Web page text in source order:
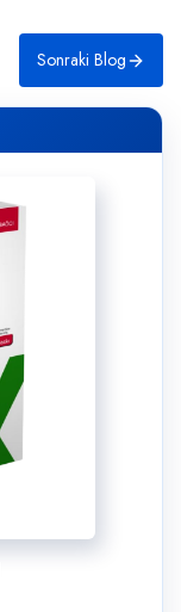
Sonraki Blog